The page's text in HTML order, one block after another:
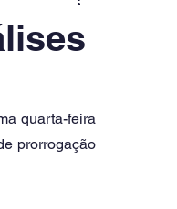
quarta-feira
prorrogação